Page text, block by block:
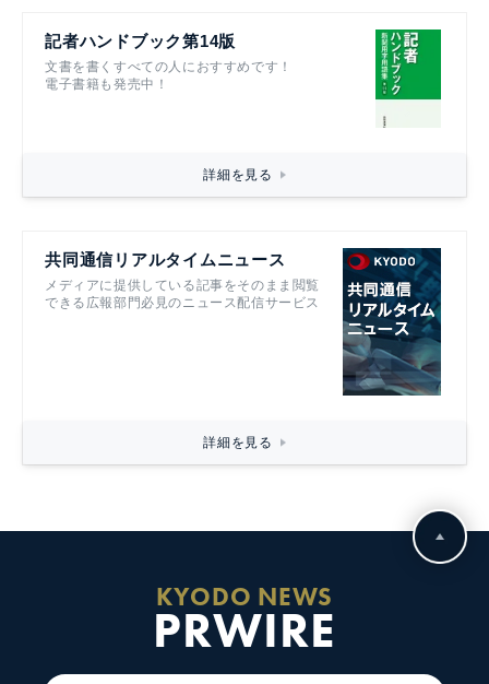
記者ハンドブック第14版
文書を書くすべての人におすすめです！
電子書籍も発売中！
詳細を見る
共同通信リアルタイムニュース
メディアに提供している記事をそのまま閲覧
できる広報部門必見のニュース配信サービス
詳細を見る
KYODO NEWS
PRWIRE